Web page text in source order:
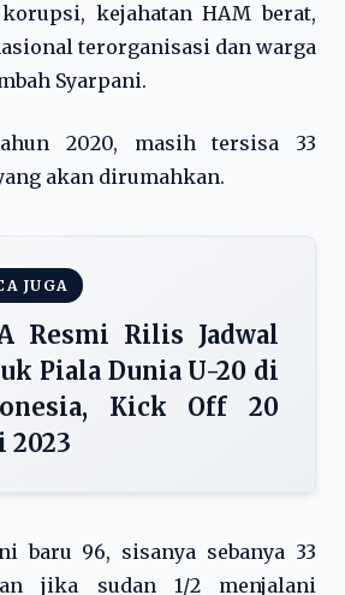
kejahatan HAM berat,
terorganisasi dan warga
Syarpani.
2020, masih tersisa 33
akan dirumahkan.
JUGA
Resmi Rilis Jadwal
Piala Dunia U-20 di
Kick Off 20
2023
baru 96, sisanya sebanya 33
jika sudan 1/2 menjalani